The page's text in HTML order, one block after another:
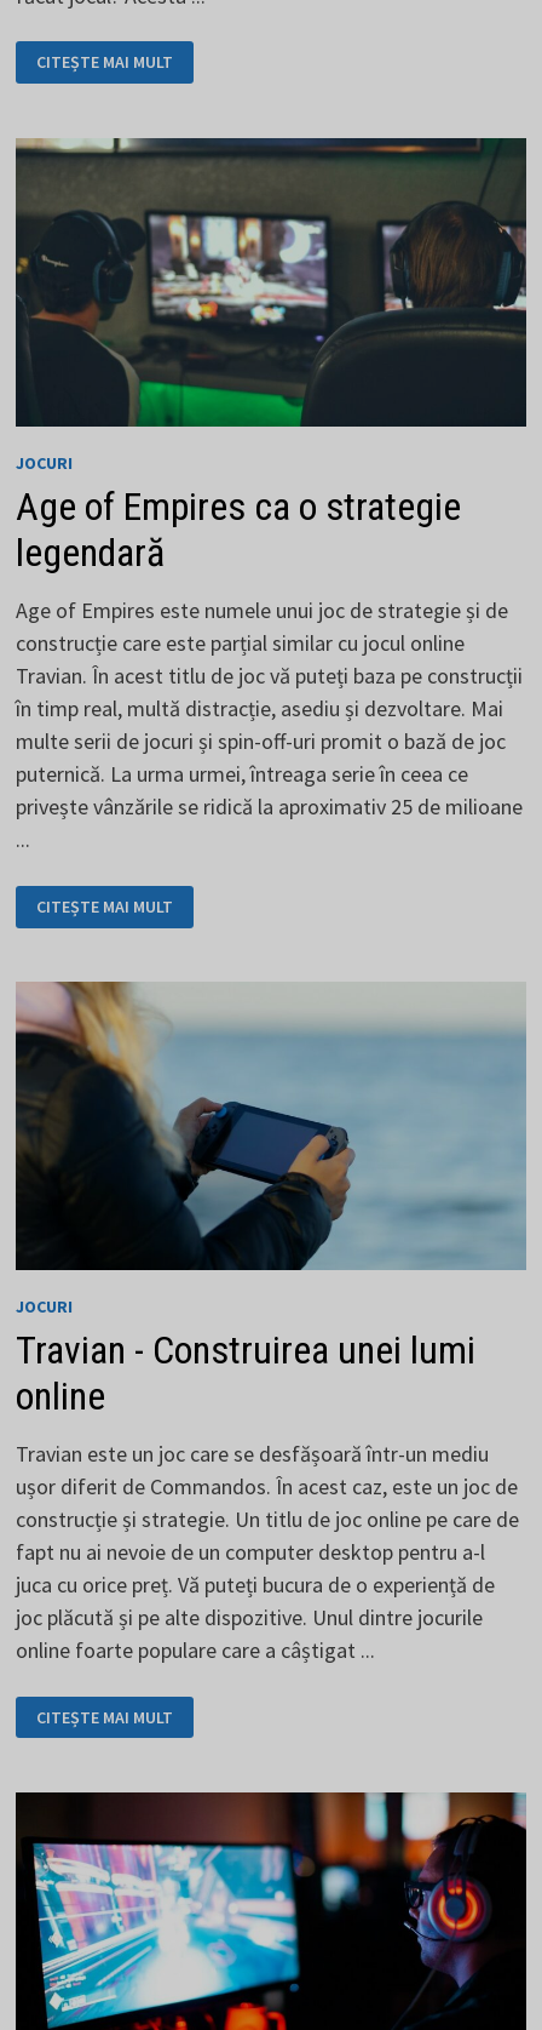
CALL
OF
DUTY
ÎN
TOATĂ
REGULA
CITEȘTE MAI MULT
JOCURI
Age of Empires ca o strategie
legendară
Age of Empires este numele unui joc de strategie și de
construcție care este parțial similar cu jocul online
Travian. În acest titlu de joc vă puteți baza pe construcții
în timp real, multă distracție, asediu și dezvoltare. Mai
multe serii de jocuri și spin-off-uri promit o bază de joc
puternică. La urma urmei, întreaga serie în ceea ce
privește vânzările se ridică la aproximativ 25 de milioane
...
OF
EMPIRES
STRATEGIE
LEGENDARĂ
CITEȘTE MAI MULT
JOCURI
Travian - Construirea unei lumi
online
Travian este un joc care se desfășoară într-un mediu
ușor diferit de Commandos. În acest caz, este un joc de
construcție și strategie. Un titlu de joc online pe care de
fapt nu ai nevoie de un computer desktop pentru a-l
juca cu orice preț. Vă puteți bucura de o experiență de
joc plăcută și pe alte dispozitive. Unul dintre jocurile
online foarte populare care a câștigat ...
TRAVIAN
-
CONSTRUIREA
ONLINE
CITEȘTE MAI MULT